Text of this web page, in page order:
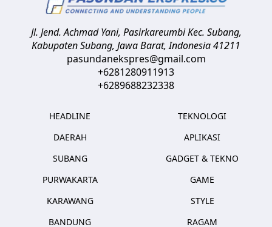
Jl. Jend. Achmad Yani, Pasirkareumbi Kec. Subang,
Kabupaten Subang, Jawa Barat,Indonesia41211
pasundanekspres@gmail.com
+6281280911913
+6289688232338
HEADLINE
DAERAH
SUBANG
PURWAKARTA
KARAWANG
BANDUNG
TEKNOLOGI
APLIKASI
GADGET & TEKNO
GAME
STYLE
RAGAM